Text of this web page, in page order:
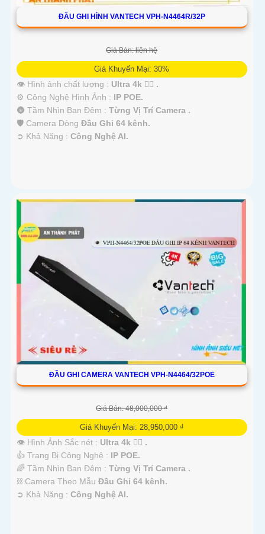
ĐẦU GHI HÌNH VANTECH VPH-N4464R/32P
Giá Bán: liên hệ
Giá Khuyến Mại: 30%
👁 Hình ảnh chất lượng : Ultra 4k 👍🏾 .
⚙ Công Nghệ Hình Ảnh : IP POE.
🌚 Tầm Nhìn Ban Đêm : Từng Vị Trí Camera .
🛡 Camera Dòng Đầu Ghi 64 kênh.
️➲ Khả Năng : Công Nghệ AI.
ĐẦU GHI CAMERA VANTECH VPH-N4464/32POE
Giá Bán: 48,000,000 ₫
Giá Khuyến Mại: 28,950,000 ₫
👁 Hình Ảnh Sắc nét : Ultra 4k 👍🏾 .
👍 Trang Bị Công Nghệ : IP POE.
🌈 Tầm Nhìn Ban Đêm : Từng Vị Trí Camera .
⛓ Camera Theo Mẫu Đầu Ghi 64 kênh.
️➲ Khả Năng : Công Nghệ AI.